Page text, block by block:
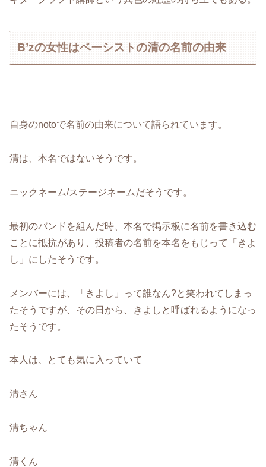
B’zの女性はベーシストの清の名前の由来
自身のnotoで名前の由来について語られています。
清は、本名ではないそうです。
ニックネーム/ステージネームだそうです。
最初のバンドを組んだ時、本名で掲示板に名前を書き込む
ことに抵抗があり、投稿者の名前を本名をもじって「きよ
し」にしたそうです。
メンバーには、「きよし」って誰なん?と笑われてしまっ
たそうですが、その日から、きよしと呼ばれるようになっ
たそうです。
本人は、とても気に入っていて
清さん
清ちゃん
清くん